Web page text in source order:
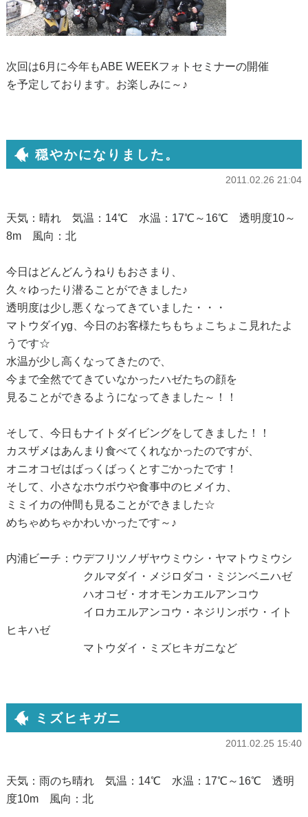
次回は6月に今年もABE WEEKフォトセミナーの開催
を予定しております。お楽しみに～♪
穏やかになりました。
2011.02.26 21:04
天気：晴れ 気温：14℃ 水温：17℃～16℃ 透明度10～
8m 風向：北
今日はどんどんうねりもおさまり、
久々ゆったり潜ることができました♪
透明度は少し悪くなってきていました・・・
マトウダイyg、今日のお客様たちもちょこちょこ見れたよ
うです☆
水温が少し高くなってきたので、
今まで全然でてきていなかったハゼたちの顔を
見ることができるようになってきました～！！
そして、今日もナイトダイビングをしてきました！！
カスザメはあんまり食べてくれなかったのですが、
オニオコゼはばっくばっくとすごかったです！
そして、小さなホウボウや食事中のヒメイカ、
ミミイカの仲間も見ることができました☆
めちゃめちゃかわいかったです～♪
内浦ビーチ：ウデフリツノザヤウミウシ・ヤマトウミウシ
クルマダイ・メジロダコ・ミジンベニハゼ
ハオコゼ・オオモンカエルアンコウ
イロカエルアンコウ・ネジリンボウ・イト
ヒキハゼ
マトウダイ・ミズヒキガニなど
ミズヒキガニ
2011.02.25 15:40
天気：雨のち晴れ 気温：14℃ 水温：17℃～16℃ 透明
度10m 風向：北